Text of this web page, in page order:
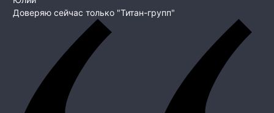
Доверяю сейчас только "Титан-групп"